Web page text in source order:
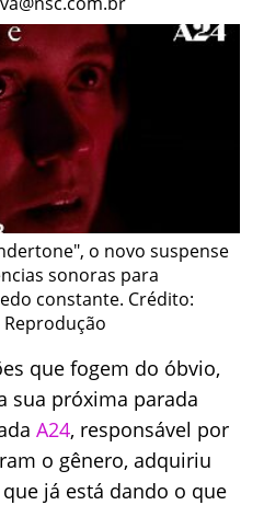
o novo suspense
sonoras para
constante. Crédito:
que fogem do óbvio,
sua próxima parada
A24, responsável por
o gênero, adquiriu
já está dando o que